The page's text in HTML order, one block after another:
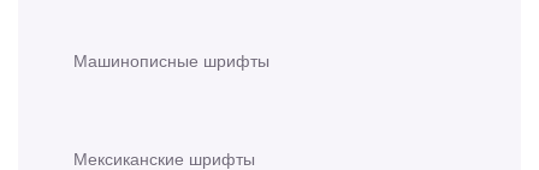
Машинописные шрифты
Мексиканские шрифты